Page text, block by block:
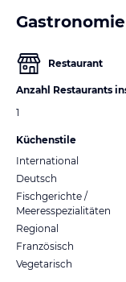
Gastronomie
Restaurant
Anzahl Restaurants
1
Küchenstile
International
Deutsch
Fischgerichte /
Meeresspezialitäten
Regional
Französisch
Vegetarisch